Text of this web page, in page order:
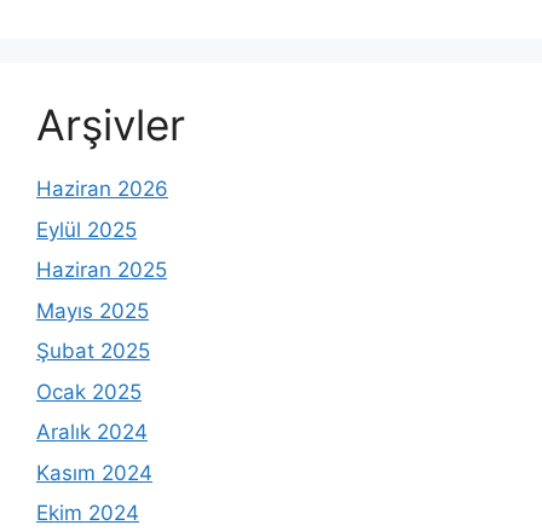
Arşivler
Haziran 2026
Eylül 2025
Haziran 2025
Mayıs 2025
Şubat 2025
Ocak 2025
Aralık 2024
Kasım 2024
Ekim 2024